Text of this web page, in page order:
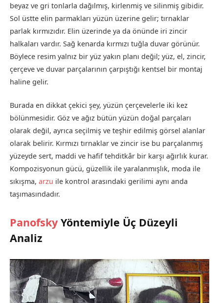
beyaz ve gri tonlarla dağılmış, kirlenmiş ve silinmiş gibidir.
Sol üstte elin parmakları yüzün üzerine gelir; tırnaklar
parlak kırmızıdır. Elin üzerinde ya da önünde iri zincir
halkaları vardır. Sağ kenarda kırmızı tuğla duvar görünür.
Böylece resim yalnız bir yüz yakın planı değil; yüz, el, zincir,
çerçeve ve duvar parçalarının çarpıştığı kentsel bir montaj
haline gelir.
Burada en dikkat çekici şey, yüzün çerçevelerle iki kez
bölünmesidir. Göz ve ağız bütün yüzün doğal parçaları
olarak değil, ayrıca seçilmiş ve teşhir edilmiş görsel alanlar
olarak belirir. Kırmızı tırnaklar ve zincir ise bu parçalanmış
yüzeyde sert, maddi ve hafif tehditkâr bir karşı ağırlık kurar.
Kompozisyonun gücü, güzellik ile yaralanmışlık, moda ile
sıkışma, arzu ile kontrol arasındaki gerilimi aynı anda
taşımasındadır.
Panofsky Yöntemiyle Üç Düzeyli
Analiz